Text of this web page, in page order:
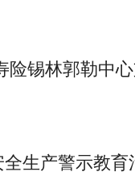
锡林郭勒中
生产警示教